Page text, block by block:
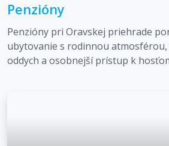
Penzióny
Penzióny pri Oravskej priehrade
ubytovanie s rodinnou
oddych a osobnejší prístup k